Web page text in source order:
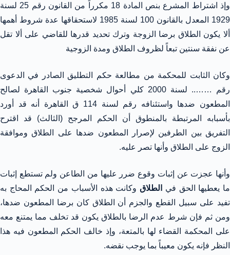
وإذ اشتراط المشرع بنص المادة 18 مكرراً من القانون رقم 25 لسنة
1929 المعدل بالقانون 100 لسنة 1985 لاستحقاقها عدة شروط أهمها
ألا يكون الطلاق برضا الزوجة وترك تحديد قدرها للقاضي على ألا تقل
عن نفقة سنتين تبعاً لظروف الطلاق ومدة الزوجية
وكان الثابت للمحكمة من مطالعة حكم التطليق الصادر في الدعوى
رقم …….. لسنة 2000 كلي أحوال شخصية جنوب القاهرة لصالح
المطعون ضدها واستئنافه رقم لسنة 114 ق القاهرة أنه قد أورد
بأسبابه المرتبطة بالمنطوق أن الحكم المرجح (الثالث) قد اقترح
التفريق بين الطرفين لإصرار المطعون ضدها على الطلاق وموافقة
الزوج على الطلاق وأنها تصر عليه.
وأنها عجزت عن إثبات وقوع ضرر عليها من الطاعن ولم تستطع إثبات
ما يعطيها الحق في
الطلاق وكانت هذه الأسباب من الحكم المحاج به
تفيد على سبيل القطع والجزم أن الطلاق كان برضا المطعون ضدها،
ومن ثم فإن شرط عدم الرضا بالطلاق يكون قد تخلف مما يمتنع معه
على المحكمة القضاء لها بالمتعة، وإذ خالف الحكم المطعون فيه هذا
النظر فإنه يكون معيباً بما يوجب نقضه.